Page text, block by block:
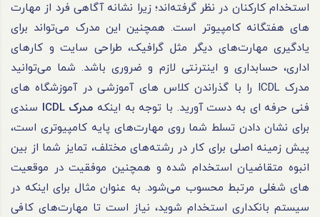
استخدام کارکنان در نظر گرفته‌اند؛ زیرا نشانه آگاهی فرد از مهارت
های هفتگانه کامپیوتر است. همچنین این مدرک می‌تواند برای
یادگیری مهارت‌های دیگر مثل گرافیک، طراحی سایت و کار‌های
اداری، حسابداری و اینترنتی لازم و ضروری باشد. شما می‌توانید
مدرک ICDL را با گذراندن کلاس های آموزشی در آموزشگاه های
فنی حرفه ای به دست آورید. با توجه به اینکه مدرک ICDL
سندی
برای نشان دادن تسلط شما روی مهارت‌های پایه کامپیوتری است،
پیش زمینه اصلی برای کار در رشته‌های مختلف، تمایز شما از بین
انبوه متقاضیان استخدام شده و همچنین موفقیت در موقعیت
های شغلی مرتبط محسوب می‌شود. به عنوان مثال برای اینکه در
سیستم بانکداری استخدام شوید، نیاز است تا مهارت‌های کافی